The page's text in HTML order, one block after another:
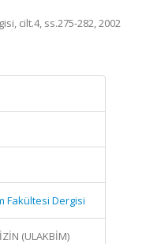
cilt.4, ss.275-282, 2002
Fakültesi Dergisi
(ULAKBİM)